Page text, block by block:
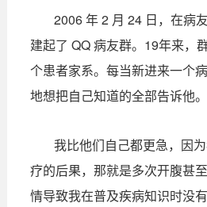
2006 年 2 月 24 日，在病
建起了 QQ 病友群。19年来，
个患者家系。每当新进来一个
地想把自己知道的全部告诉他。
我比他们自己都更急，因
疗的后果，那就是多次开腹甚
情导致我在普及疾病知识时没